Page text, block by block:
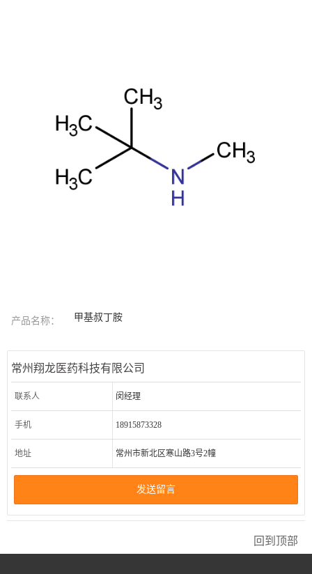
产品名称： 甲基叔丁胺
常州翔龙医药科技有限公司
联系人 闵经理
手机 18915873328
地址 常州市新北区寒山路3号2幢
发送留言
回到顶部